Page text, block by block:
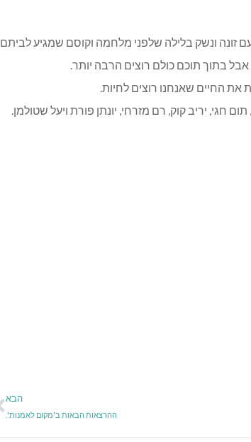
זונה ונשק בלילה שלפני מלחמה וקוסם שמגיע לביתם
אבל בתוך תוכם כולם רוצים הרבה יותר.
החיים שאנחנו רוצים לחיות.
חגי, יריב קוק, רם מזרחי, יונתן פורת ויעל שטולמן.
הבא
ההרצאות הבאות ב'מקום לאמנות'.